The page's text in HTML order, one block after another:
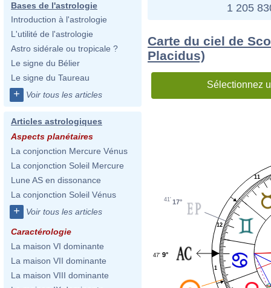
Bases de l'astrologie
Introduction à l'astrologie
L'utilité de l'astrologie
Astro sidérale ou tropicale ?
Le signe du Bélier
Le signe du Taureau
+ Voir tous les articles
Articles astrologiques
Aspects planétaires
La conjonction Mercure Vénus
La conjonction Soleil Mercure
Lune AS en dissonance
La conjonction Soleil Vénus
+ Voir tous les articles
Caractérologie
La maison VI dominante
La maison VII dominante
La maison VIII dominante
1 205
Carte du ciel de
Placidus)
Sélectionnez
1
11
12
17°
41'
9°
47'